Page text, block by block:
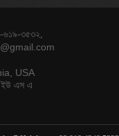
৬১৯-৩৫৩২,
USA
ইউ এস এ